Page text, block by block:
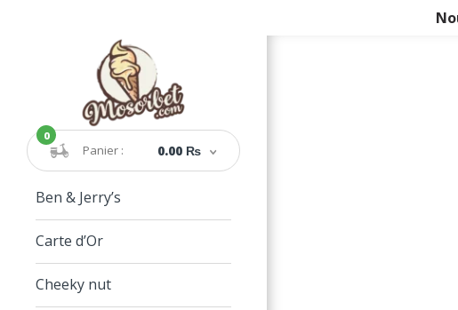
Panier : 0.00 ₨
0
Ben & Jerry’s
Carte d’Or
Cheeky nut